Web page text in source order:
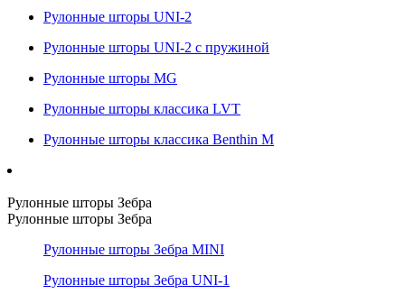
Рулонные шторы UNI-2
Рулонные шторы UNI-2 с пружиной
Рулонные шторы MG
Рулонные шторы классика LVT
Рулонные шторы классика Benthin M
Рулонные шторы Зебра
Рулонные шторы Зебра
Рулонные шторы Зебра MINI
Рулонные шторы Зебра UNI-1